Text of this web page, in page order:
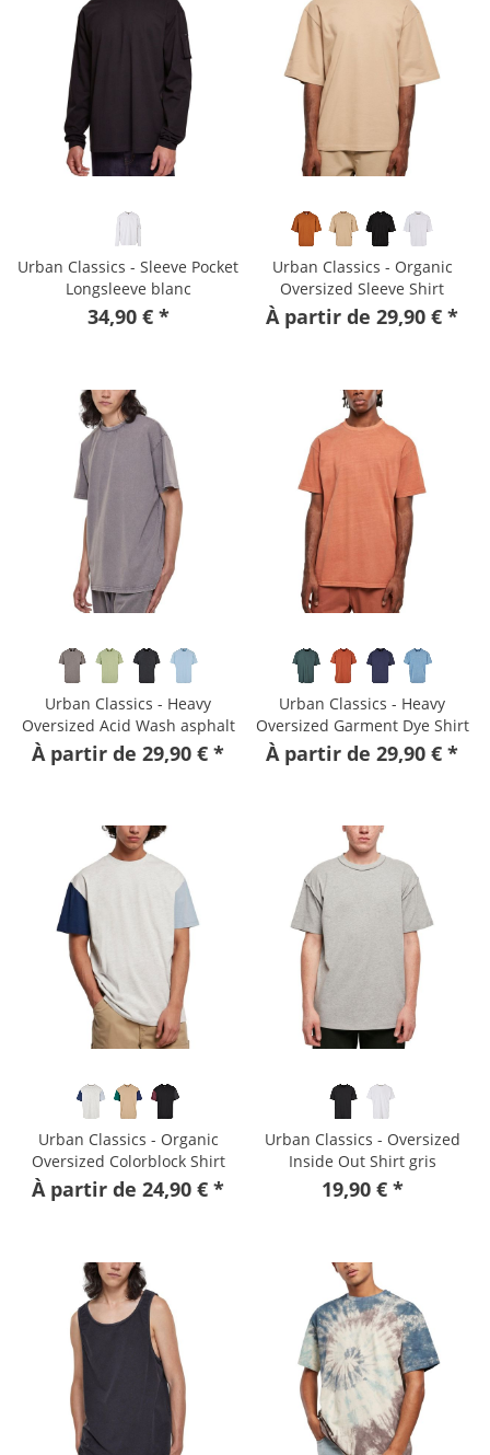
Urban Classics - Sleeve Pocket
Longsleeve blanc
34,90 € *
Urban Classics - Organic
Oversized Sleeve Shirt
terracotta
À partir de 29,90 € *
Urban Classics - Heavy
Oversized Acid Wash asphalt
À partir de 29,90 € *
Urban Classics - Heavy
Oversized Garment Dye Shirt
bottle
À partir de 29,90 € *
Urban Classics - Organic
Oversized Colorblock Shirt
gris
À partir de 24,90 € *
Urban Classics - Oversized
Inside Out Shirt gris
19,90 € *